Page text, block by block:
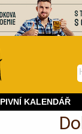
PIVNÍ KALENDÁŘ